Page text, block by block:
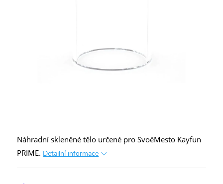
Náhradní skleněné tělo určené pro SvoëMesto Kayfun
PRIME. Detailní informace